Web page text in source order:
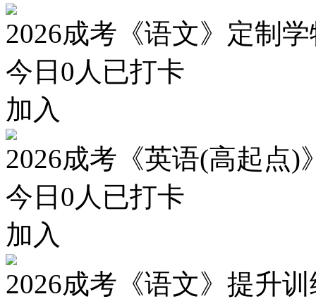
2026成考《语文》定制
今日 0 人已打卡
加入
2026成考《英语(高起点)
今日 0 人已打卡
加入
2026成考《语文》提升